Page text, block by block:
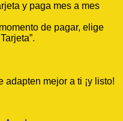
y paga mes a mes
de pagar, elige
mejor a ti ¡y listo!